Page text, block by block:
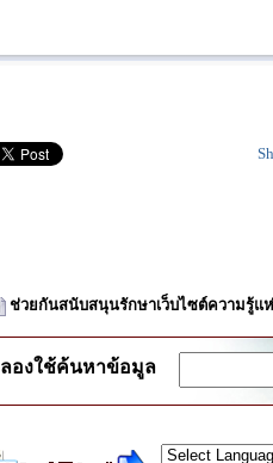
ช่วยกันสนับสนุนรักษาเว็บไซต์ความรู้แ
ลองใช้ค้นหาข้อมูล